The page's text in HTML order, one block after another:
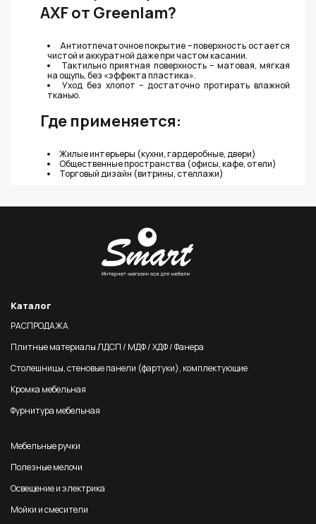
AXF от Greenlam?
Антиотпечаточное покрытие – поверхность остается
чистой и аккуратной даже при частом касании.
Тактильно приятная поверхность – матовая, мягкая
на ощупь, без «эффекта пластика».
Уход без хлопот – достаточно протирать влажной
тканью.
Где применяется:
Жилые интерьеры (кухни, гардеробные, двери)
Общественные пространства (офисы, кафе, отели)
Торговый дизайн (витрины, стеллажи)
Каталог
РАСПРОДАЖА
Плитные материалы ЛДСП / МДФ / ХДФ / Фанера
Столешницы, стеновые панели (фартуки), комплектующие
Кромка мебельная
Фурнитура мебельная
Мебельные ручки
Полезные мелочи
Освещение и электрика
Мойки и смесители